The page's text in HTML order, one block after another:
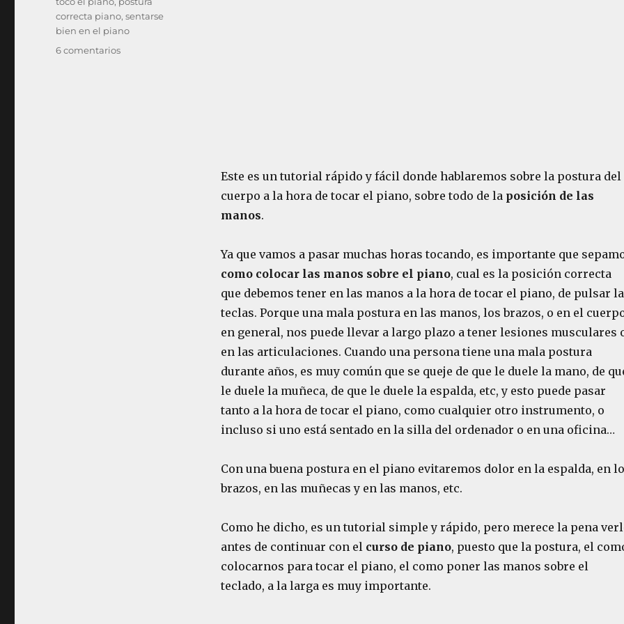
Este es un tutorial rápido y fácil donde hablaremos sobre la postura del
cuerpo a la hora de tocar el piano, sobre todo de la posición de las
manos.
Ya que vamos a pasar muchas horas tocando, es importante que
como colocar las manos sobre el piano, cual es la posición correcta
que debemos tener en las manos a la hora de tocar el piano, de pulsar
teclas. Porque una mala postura en las manos, los brazos, o en el
en general, nos puede llevar a largo plazo a tener lesiones musculares
en las articulaciones. Cuando una persona tiene una mala postura
durante años, es muy común que se queje de que le duele la mano, de
le duele la muñeca, de que le duele la espalda, etc, y esto puede pasar
tanto a la hora de tocar el piano, como cualquier otro instrumento, o
incluso si uno está sentado en la silla del ordenador o en una oficina…
Con una buena postura en el piano evitaremos dolor en la espalda, en
brazos, en las muñecas y en las manos, etc.
Como he dicho, es un tutorial simple y rápido, pero merece la pena
antes de continuar con el curso de piano, puesto que la postura, el
colocarnos para tocar el piano, el como poner las manos sobre el
teclado, a la larga es muy importante.
correcta piano,sentarse
bien en el piano
6 comentariosen